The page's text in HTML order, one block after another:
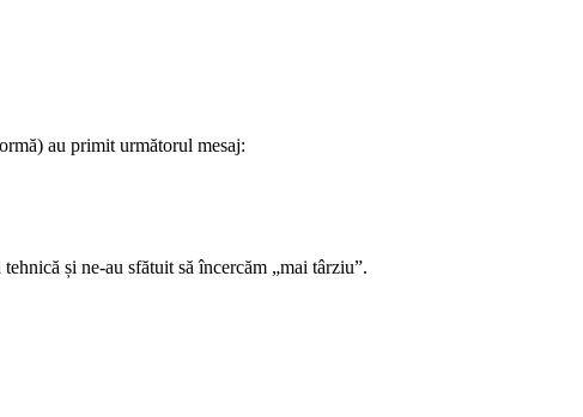
au primit următorul mesaj:
și ne-au sfătuit să încercăm „mai târziu”.